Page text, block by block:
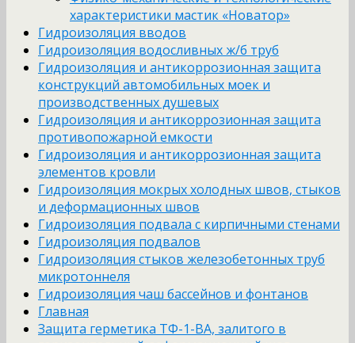
характеристики мастик «Новатор»
Гидроизоляция вводов
Гидроизоляция водосливных ж/б труб
Гидроизоляция и антикоррозионная защита
конструкций автомобильных моек и
производственных душевых
Гидроизоляция и антикоррозионная защита
противопожарной емкости
Гидроизоляция и антикоррозионная защита
элементов кровли
Гидроизоляция мокрых холодных швов, стыков
и деформационных швов
Гидроизоляция подвала с кирпичными стенами
Гидроизоляция подвалов
Гидроизоляция стыков железобетонных труб
микротоннеля
Гидроизоляция чаш бассейнов и фонтанов
Главная
Защита герметика ТФ-1-ВА, залитого в